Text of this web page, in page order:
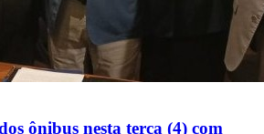
ônibus nesta terça (4) com